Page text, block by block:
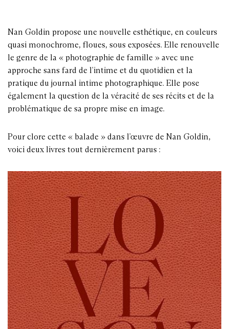
Nan Goldin propose une nouvelle esthétique, en couleurs
quasi monochrome, floues, sous exposées. Elle renouvelle
le genre de la « photographie de famille » avec une
approche sans fard de l’intime et du quotidien et la
pratique du journal intime photographique. Elle pose
également la question de la véracité de ses récits et de la
problématique de sa propre mise en image.
Pour clore cette « balade » dans l’œuvre de Nan Goldin,
voici deux livres tout dernièrement parus :